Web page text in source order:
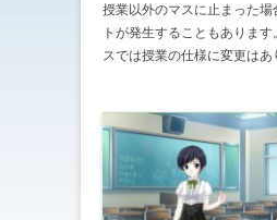
授業以外のマスに止まった場
トが発生することもありま
スでは授業の仕様に変更はあ